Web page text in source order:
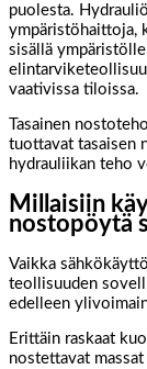
puolesta.
ympäristöhaittoja,
sisällä
vaativissa tiloissa.
Tasainen
tuottavat tasaisen
hydrauliikan teho
Millaisiin
nostopöytä
Vaikka
teollisuuden
edelleen
Erittäin raskaat
nostettavat